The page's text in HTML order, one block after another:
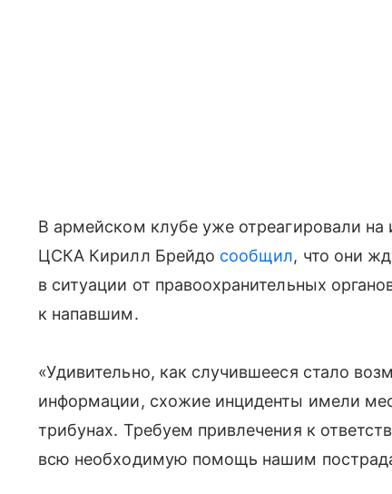
В армейском клубе уже отреагировали
ЦСКА Кирилл Брейдо сообщил, что они
в ситуации от правоохранительных
к напавшим.
«Удивительно, как случившееся стало
информации, схожие инциденты имели
трибунах. Требуем привлечения к
всю необходимую помощь нашим